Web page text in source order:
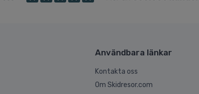
Användbara länkar
Kontakta oss
Om Skidresor.com